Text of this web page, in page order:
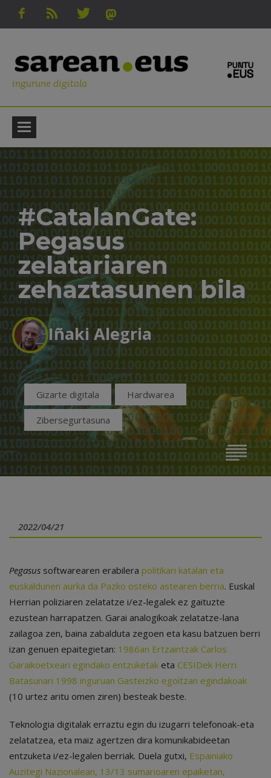
ingurune digitala
#CatalanGate:
Pegasus
zelatariaren
zehaztasunen bila
Iñaki Alegria
Gizarte digitala Hardwarea
Zibersegurtasuna
2022/04/21
Pegasus softwarearen erabilera politikari katalan eta
euskaldunen aurka da Pazko osteko astearen berria. Euskal
Herrian poliziaren zelatatze i/ez-legalek ez gaituzte
ezustean harrapatzen. Garai analogikoak zelatatze-lana
zailagoa zen, baina zabalduta zegoen eta kasu batzuen berri
izan genuen epaitegietan: 1986an Ertzaintzak Carlos
Garaikoetxeari egindako entzuketak eta CESIDek Herri
Batasunari 1998 inguruan Gasteizko egoitzan egindakoak
(10 urtez aritu omen ziren) besteak beste.
Teknologia digitalak erraztu egin du izugarri telefonoak-eta
zelatatzea, eta maiz agertzen dira komunikabideetan
entzuketa i/ez-legalen berriak. Duela gutxi, Espainiako
Auzitegi Nazionalean, 13/13 sumarioaren epaiketan,